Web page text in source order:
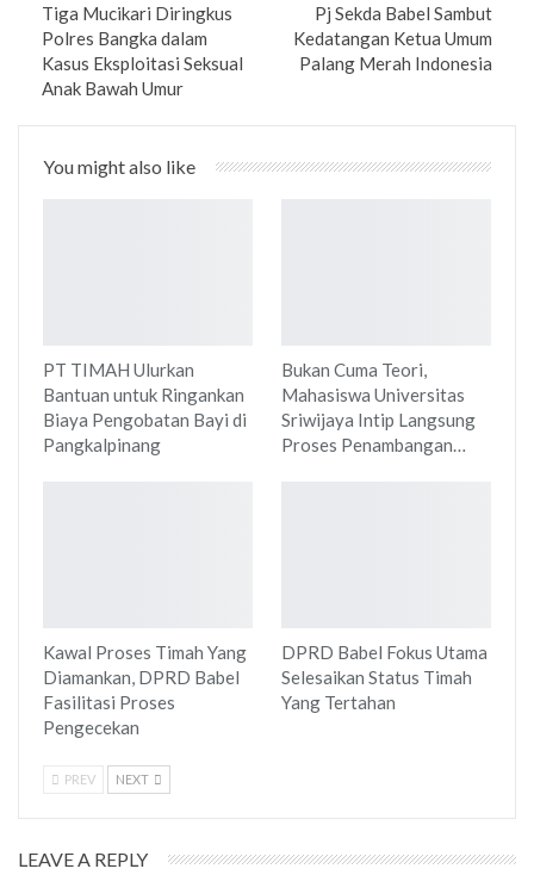
Tiga Mucikari Diringkus
Polres Bangka dalam
Kasus Eksploitasi Seksual
Anak Bawah Umur
Pj Sekda Babel Sambut
Kedatangan Ketua Umum
Palang Merah Indonesia
You might also like
PT TIMAH Ulurkan
Bantuan untuk Ringankan
Biaya Pengobatan Bayi di
Pangkalpinang
Bukan Cuma Teori,
Mahasiswa Universitas
Sriwijaya Intip Langsung
Proses Penambangan…
Kawal Proses Timah Yang
Diamankan, DPRD Babel
Fasilitasi Proses
Pengecekan
DPRD Babel Fokus Utama
Selesaikan Status Timah
Yang Tertahan
PREV NEXT
LEAVE A REPLY